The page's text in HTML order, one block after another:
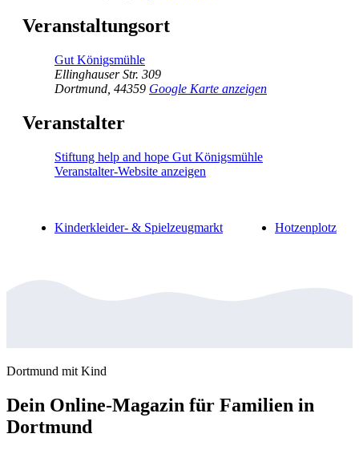
Veranstaltungsort
Gut Königsmühle
Ellinghauser Str. 309
Dortmund 44359 Google Karte anzeigen
Veranstalter
Stiftung help and hope Gut Königsmühle
Veranstalter-Website anzeigen
Kinderkleider- & Spielzeugmarkt Hotzenplotz
Dortmund mit Kind
Dein Online-Magazin für Familien in
Dortmund